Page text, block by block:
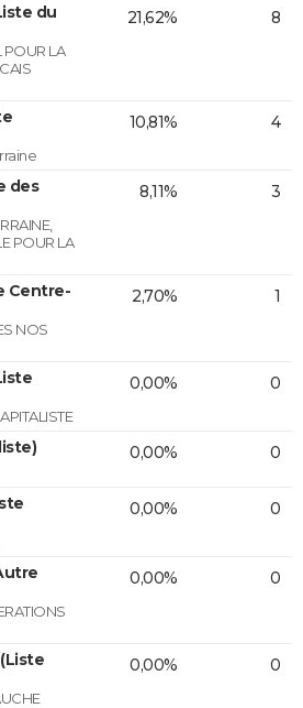
du
POUR LA
21,62% 8
10,81% 4
des
POUR LA
8,11% 3
Centre-
NOS
2,70% 1
0,00% 0
0,00% 0
0,00% 0
0,00% 0
0,00% 0